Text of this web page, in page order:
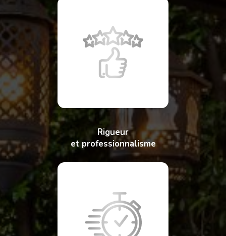
Rigueur
et professionnalisme